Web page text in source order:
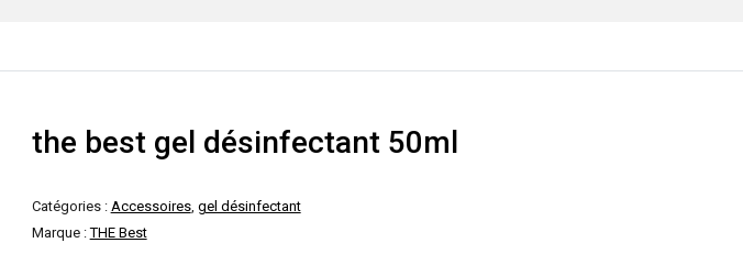
the best gel désinfectant 50ml
Catégories : Accessoires, gel désinfectant
Marque :THE Best